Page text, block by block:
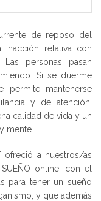
de reposo del
relativa con
personas pasan
Si se duerme
mantenerse
y de atención.
calidad de vida y un
mente.
a nuestros/as
online, con el
para tener un sueño
y que además